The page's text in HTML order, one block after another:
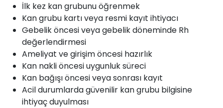
İlk kez kan grubunu öğrenmek
Kan grubu kartı veya resmi kayıt ihtiyacı
Gebelik öncesi veya gebelik döneminde Rh
değerlendirmesi
Ameliyat ve girişim öncesi hazırlık
Kan nakli öncesi uygunluk süreci
Kan bağışı öncesi veya sonrası kayıt
Acil durumlarda güvenilir kan grubu bilgisine
ihtiyaç duyulması